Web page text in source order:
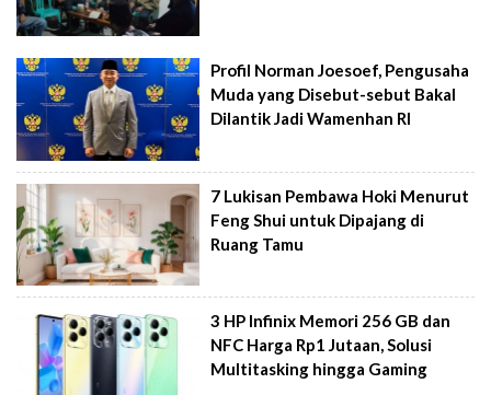
Profil Norman Joesoef, Pengusaha
Muda yang Disebut-sebut Bakal
Dilantik Jadi Wamenhan RI
7 Lukisan Pembawa Hoki Menurut
Feng Shui untuk Dipajang di
Ruang Tamu
3 HP Infinix Memori 256 GB dan
NFC Harga Rp1 Jutaan, Solusi
Multitasking hingga Gaming